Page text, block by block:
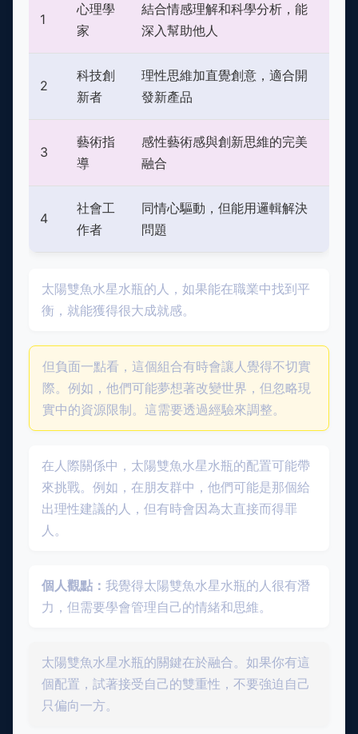
1
心理學
家
結合情感理解和科學分析，能
深入幫助他人
2
科技創
新者
理性思維加直覺創意，適合開
發新產品
3
藝術指
導
感性藝術感與創新思維的完美
融合
4
社會工
作者
同情心驅動，但能用邏輯解決
問題
太陽雙魚水星水瓶的人，如果能在職業中找到平
衡，就能獲得很大成就感。
但負面一點看，這個組合有時會讓人覺得不切實
際。例如，他們可能夢想著改變世界，但忽略現
實中的資源限制。這需要透過經驗來調整。
在人際關係中，太陽雙魚水星水瓶的配置可能帶
來挑戰。例如，在朋友群中，他們可能是那個給
出理性建議的人，但有時會因為太直接而得罪
人。
個人觀點： 我覺得太陽雙魚水星水瓶的人很有潛
力，但需要學會管理自己的情緒和思維。
太陽雙魚水星水瓶的關鍵在於融合。如果你有這
個配置，試著接受自己的雙重性，不要強迫自己
只偏向一方。